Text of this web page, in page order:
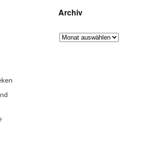
Archiv